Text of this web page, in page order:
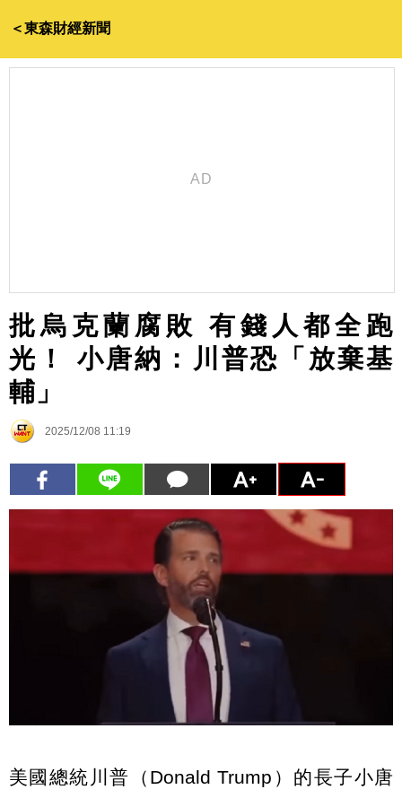
＜東森財經新聞
批烏克蘭腐敗 有錢人都全跑
光！ 小唐納：川普恐「放棄基
輔」
2025/12/08 11:19
美國總統川普（Donald Trump）的長子小唐